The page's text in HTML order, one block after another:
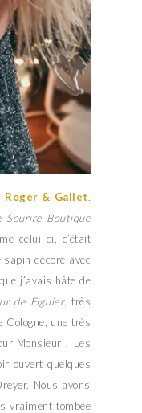
Roger & Gallet.
Sourire Boutique
celui ci, c’était
décoré avec
j’avais hâte de
de Figuier, très
Cologne, une très
Monsieur ! Les
ouvert quelques
Nous avons
vraiment tombée